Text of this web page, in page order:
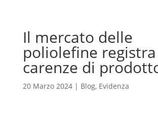
Il mercato delle
poliolefine registra
carenze di
20 Marzo 2024| Blog, Evidenza